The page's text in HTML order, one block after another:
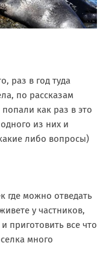
раз в год туда
по рассказам
как раз в это
из них и
либо вопросы)
где можно отведать
у частников,
приготовить все что
много